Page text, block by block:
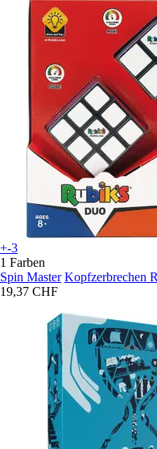
+-3
1 Farben
Spin Master Kopfzerbrechen
19,37 CHF